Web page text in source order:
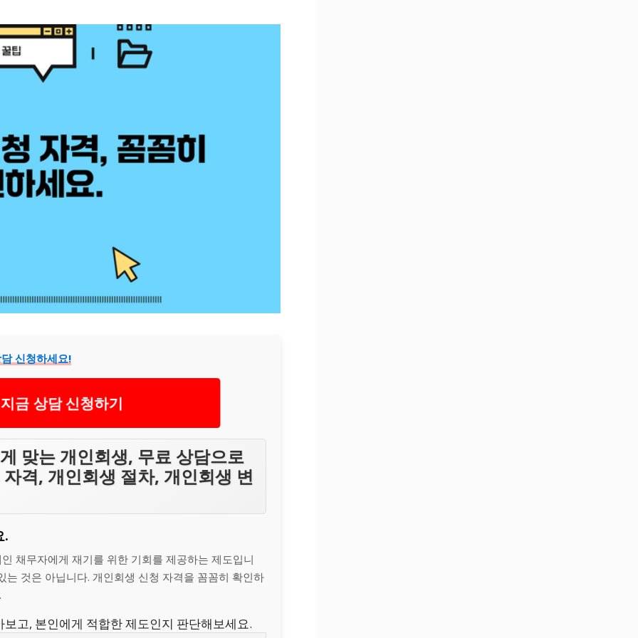
신청하세요!
금 상담 신청하기
맞는 개인회생, 무료 상담으로
격, 개인회생 절차, 개인회생 변
.
채무자에게 재기를 위한 기회를 제공하는 제도입니
것은 아닙니다. 개인회생 신청 자격을 꼼꼼히 확인하
고, 본인에게 적합한 제도인지 판단해보세요.